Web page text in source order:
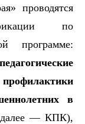
проводятся
по
программе:
в
— КПК),